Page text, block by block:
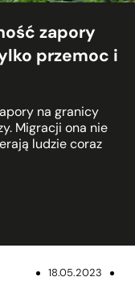
zapory
przemoc i
na granicy
Migracji ona nie
ludzie coraz
18.05.2023